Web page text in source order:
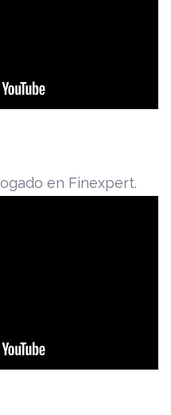
en Finexpert.